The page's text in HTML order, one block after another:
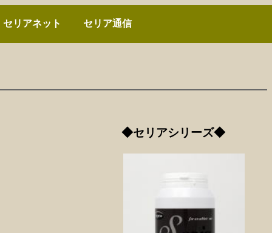
セリアネット セリア通信
◆セリアシリーズ◆